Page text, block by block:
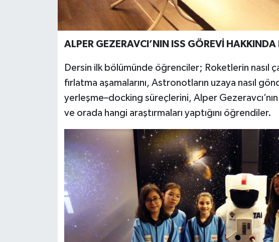
ALPER GEZERAVCI’NIN ISS GÖREVİ
Dersin ilk bölümünde öğrenciler; Roketlerin nasıl
fırlatma aşamalarını, Astronotların uzaya nasıl
yerleşme–docking süreçlerini, Alper Gezeravcı’nın
ve orada hangi araştırmaları yaptığını öğrendiler.